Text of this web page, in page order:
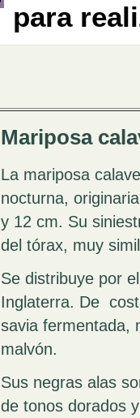
para
Mariposa
La mariposa
nocturna,
y 12 cm. Su
del tórax, muy
Se distribuye por
Inglaterra. De
savia fermentada,
malvón.
Sus negras alas
de tonos dorados